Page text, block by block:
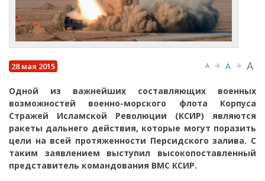
28 мая 2015 A A A
Одной из важнейших составляющих военных
возможностей военно-морского флота Корпуса
Стражей Исламской Революции (КСИР) являются
ракеты дальнего действия, которые могут поразить
цели на всей протяженности Персидского залива. С
таким заявлением выступил высокопоставленный
представитель командования ВМС КСИР.